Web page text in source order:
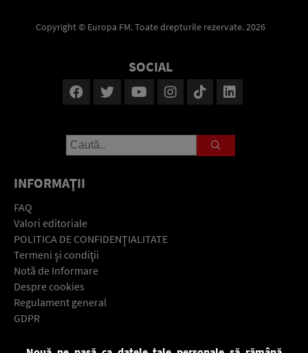
Copyright © Europa FM. Toate drepturile rezervate. 2026
SOCIAL
INFORMAŢII
FAQ
Valori editoriale
POLITICA DE CONFIDENŢIALITATE
Termeni şi condiţii
Notă de Informare
Despre cookies
Regulament general
GDPR